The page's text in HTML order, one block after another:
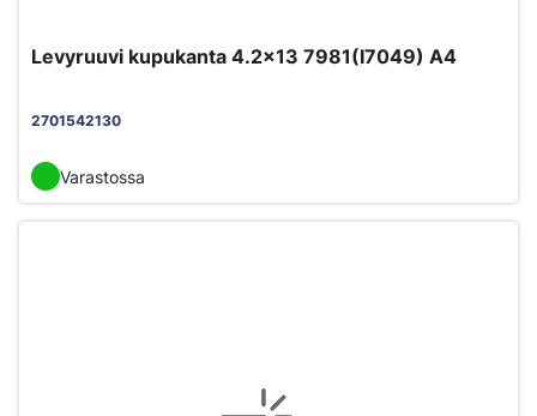
Levyruuvi kupukanta 4.2x13 7981(I7049) A4
2701542130
Varastossa